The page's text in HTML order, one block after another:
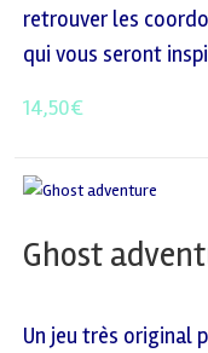
retrouver les
qui vous seront
14,50€
Ghost
Un jeu très original